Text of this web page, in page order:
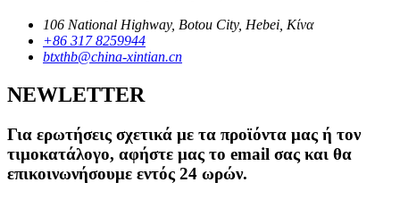
106 National Highway, Botou City, Hebei, Κίνα
+86 317 8259944
btxthb@china-xintian.cn
NEWLETTER
Για ερωτήσεις σχετικά με τα προϊόντα μας ή τον
τιμοκατάλογο, αφήστε μας το email σας και θα
επικοινωνήσουμε εντός 24 ωρών.